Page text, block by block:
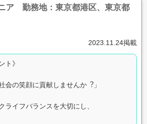
ア 勤務地：東京都港区、東京都
2023.11.24掲載
ト》
会の笑顔に貢献しませんか︖」
ライフバランスを⼤切にし、